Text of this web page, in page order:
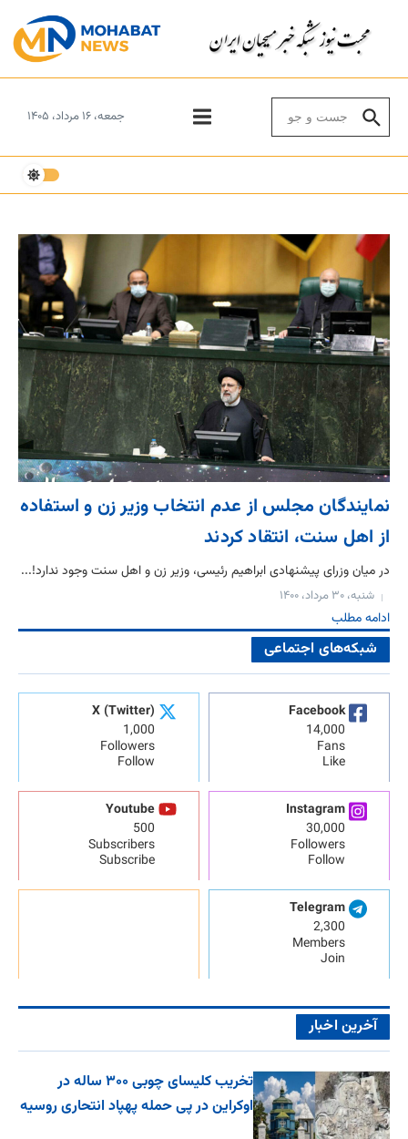
جمعه، ۱۶ مرداد، ۱۴۰۵
نمایندگان مجلس از عدم انتخاب وزیر زن و استفاده
از اهل سنت، انتقاد کردند
در میان وزرای پیشنهادی ابراهیم رئیسی، وزیر زن و اهل سنت وجود ندارد!...
شنبه، ۳۰ مرداد، ۱۴۰۰
ادامه مطلب
شبکه‌های اجتماعی
Facebook
14,000
Fans
Like
X (Twitter)
1,000
Followers
Follow
Instagram
30,000
Followers
Follow
Youtube
500
Subscribers
Subscribe
Telegram
2,300
Members
Join
آخرین اخبار
تخریب کلیسای چوبی ۳۰۰ ساله در
اوکراین در پی حمله پهپاد انتحاری روسیه